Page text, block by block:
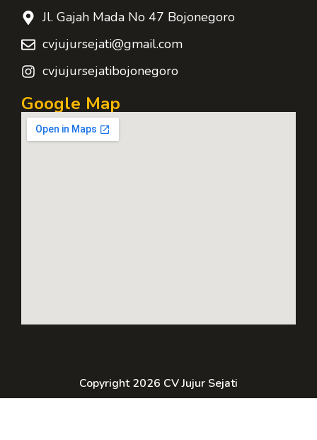
Jl. Gajah Mada No 47 Bojonegoro
cvjujursejati@gmail.com
cvjujursejatibojonegoro
Google Map
Copyright 2026 CV Jujur Sejati